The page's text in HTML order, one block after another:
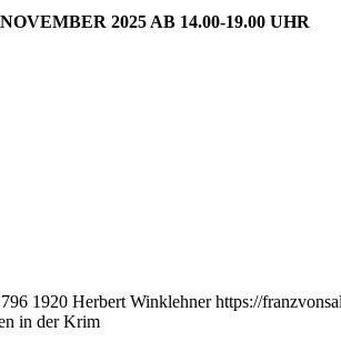
2025 AB 14.00-19.00 UHR
796 1920 Herbert Winklehner https://
in der Krim